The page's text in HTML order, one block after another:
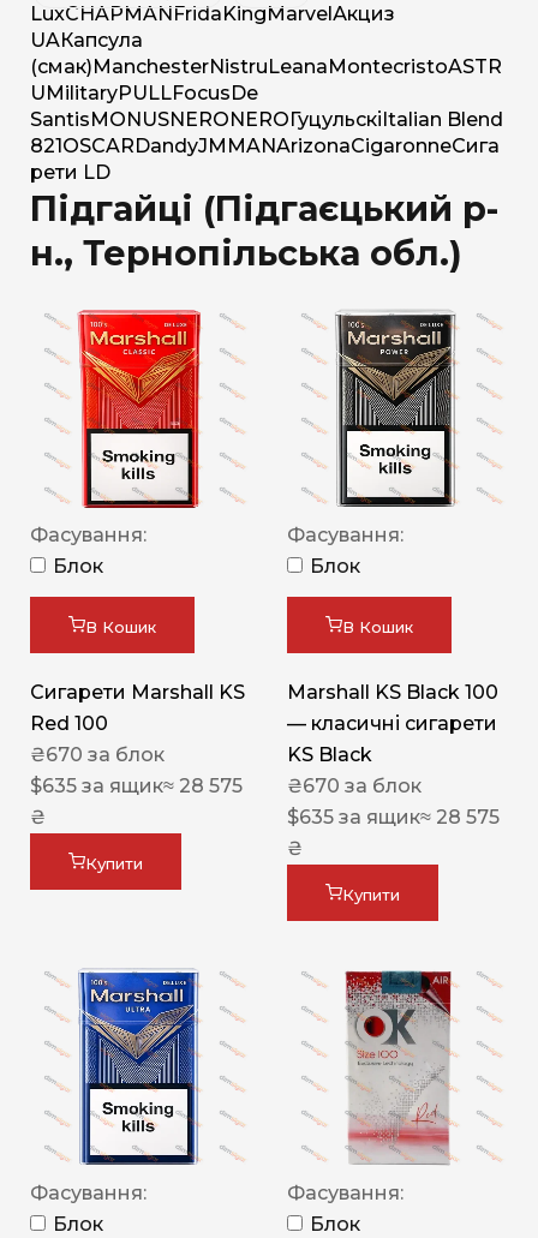
LuxCHAPMANFrida KingMarvel Акциз
UAКапсула
(смак) ManchesterNistru Leana MontecristoASTR
U MilitaryPULLFocus De
Santis MONUSNERO NERO Гуцульскі Italian Blend
821 OSCAR DandyJM MANArizonaCigaronneСига
рети LD
Підгайці (Підгаєцький р-
н., Тернопільська обл.)
Фасування:
Блок
В Кошик
Сигарети Marshall KS
Red 100
₴670 за блок
$635 за ящик≈ 28 575
₴
Купити
Фасування:
Блок
В Кошик
Marshall KS Black 100
— класичні сигарети
KS Black
₴670 за блок
$635 за ящик≈ 28 575
₴
Купити
Фасування:
Блок
Фасування:
Блок